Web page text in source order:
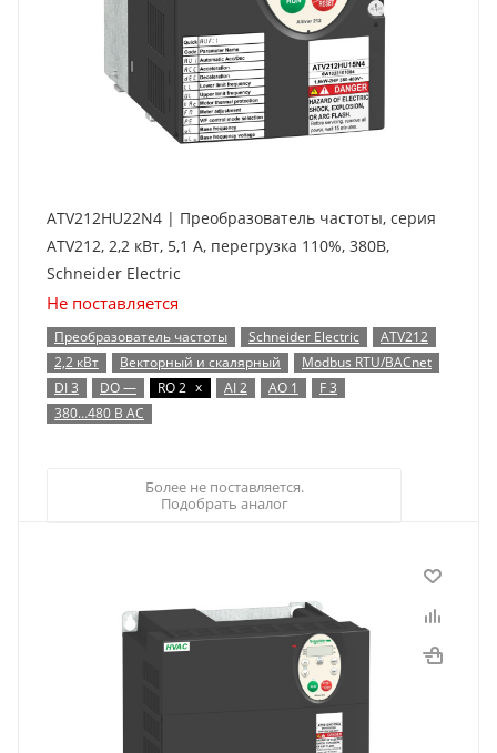
ATV212HU22N4 | Преобразователь частоты, серия
ATV212, 2,2 кВт, 5,1 А, перегрузка 110%, 380B,
Schneider Electric
Не поставляется
Преобразователь частоты Schneider Electric
ATV212
2,2 кВт
Векторный и скалярный
Modbus RTU/BACnet
DI 3
DO — RO 2 x AI 2 AO 1
F 3
380…480 В AC
Более не поставляется.
Подобрать аналог